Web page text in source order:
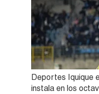
Deportes Iquique
instala en los